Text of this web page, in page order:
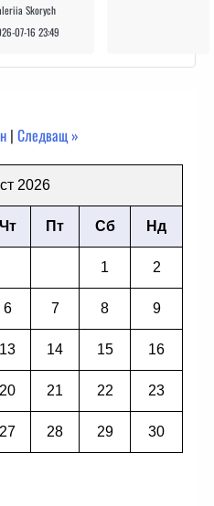
Skorych
07-16 23:49
| Следващ »
2026
Чт Пт Сб Нд
1 2
6 7 8 9
13 14 15 16
20 21 22 23
27 28 29 30